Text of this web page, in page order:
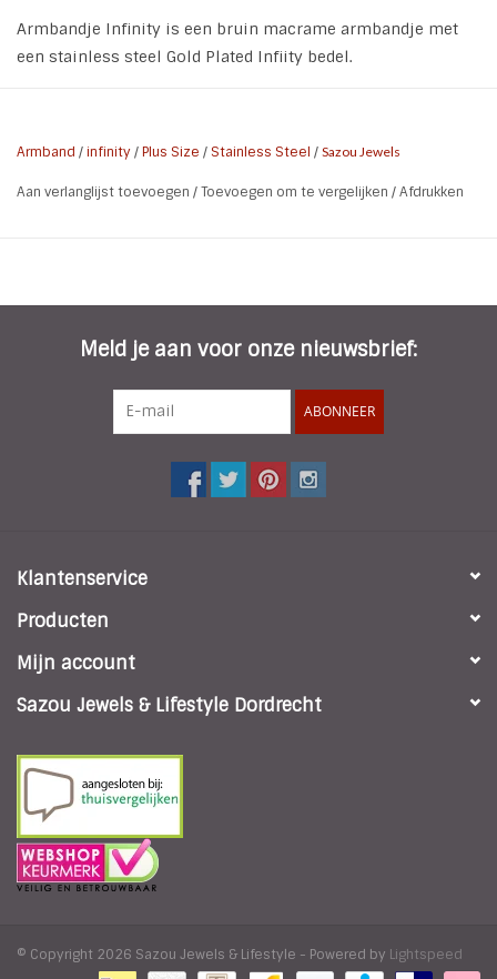
Armbandje Infinity is een bruin macrame armbandje met
een stainless steel Gold Plated Infiity bedel.
* Kleur: Bruin | Goud
* Draagte lengte: Verstelbaar (ook geschikt voor de Curvy
Armband /infinity/Plus Size / Stainless Steel / Sazou Jewels
Aan verlanglijst toevoegen /Toevoegen om te vergelijken /Afdrukken
Meld je aan voor onze nieuwsbrief:
ABONNEER
Klantenservice
Producten
Mijn account
Sazou Jewels & Lifestyle Dordrecht
© Copyright 2026 Sazou Jewels & Lifestyle - Powered by Lightspeed